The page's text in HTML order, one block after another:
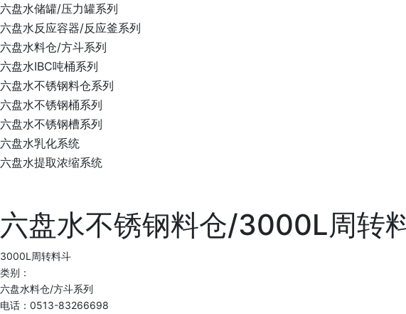
六盘水储罐/压力罐系列
六盘水反应容器/反应釜系列
六盘水料仓/方斗系列
六盘水IBC吨桶系列
六盘水不锈钢料仓系列
六盘水不锈钢桶系列
六盘水不锈钢槽系列
六盘水乳化系统
六盘水提取浓缩系统
六盘水不锈钢料仓/3000L周转
3000L周转料斗
类别：
六盘水料仓/方斗系列
电话：0513-83266698